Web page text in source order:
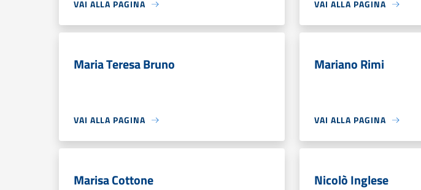
VAI ALLA PAGINA VAI ALLA PAGINA
Maria Teresa Bruno
VAI ALLA PAGINA
Mariano Rimi
VAI ALLA PAGINA
Marisa Cottone Nicolò Inglese